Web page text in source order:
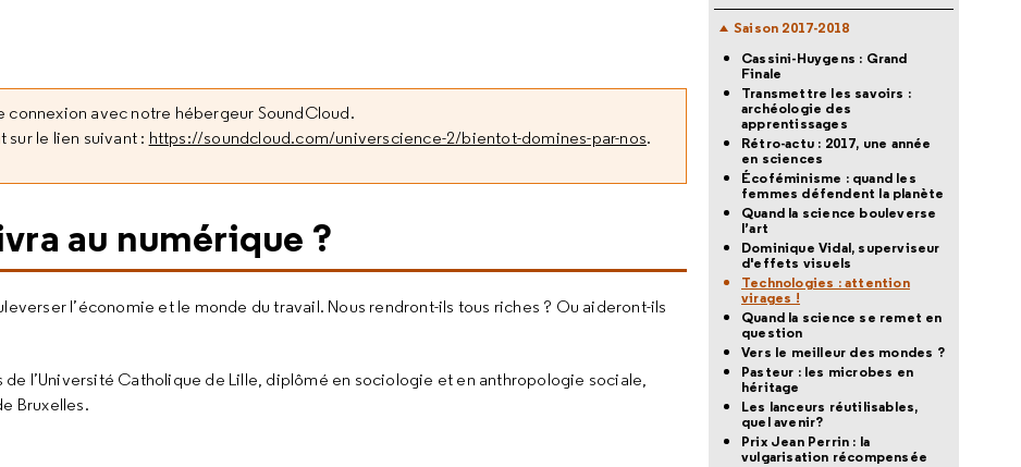
avec notre hébergeur SoundCloud.
sur le lien suivant : https://soundcloud.com/universcience-2/bientot-domines-par-nos.
au numérique ?
l’économie et le monde du travail. Nous rendront-ils tous riches ? Ou aideront-ils
l’Université Catholique de Lille, diplômé en sociologie et en anthropologie sociale,
Bruxelles.
Saison 2017-2018
Cassini-Huygens : Grand
Finale
Transmettre les savoirs :
archéologie des
apprentissages
Rétro-actu : 2017, une année
en sciences
Écoféminisme : quand les
femmes défendent la planète
Quand la science bouleverse
l’art
Dominique Vidal, superviseur
d'effets visuels
Technologies : attention
virages !
Quand la science se remet en
question
Vers le meilleur des mondes ?
Pasteur : les microbes en
héritage
Les lanceurs réutilisables,
quel avenir?
Prix Jean Perrin : la
vulgarisation récompensée